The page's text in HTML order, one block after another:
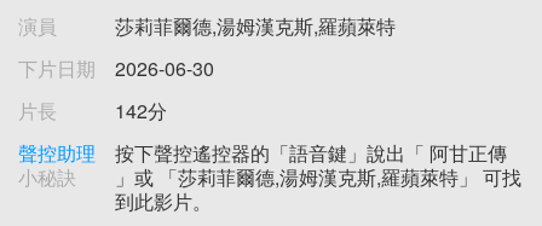
演員
莎莉菲爾德,湯姆漢克斯,羅蘋萊特
下片日期
2026-06-30
片長
142分
聲控助理
小秘訣
按下聲控遙控器的「語音鍵」說出「 阿甘正傳
」或 「莎莉菲爾德,湯姆漢克斯,羅蘋萊特」 可找
到此影片。